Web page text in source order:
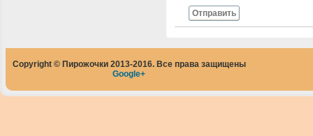
Отправить
Copyright © Пирожочки 2013-2016. Все права защищены
Google+